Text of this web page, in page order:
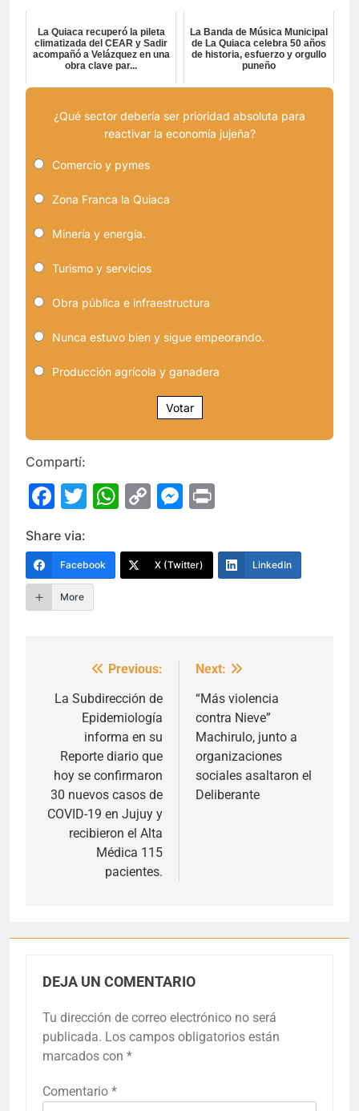
La Quiaca recuperó la pileta
climatizada del CEAR y Sadir
acompañó a Velázquez en una
obra clave par...
La Banda de Música Municipal
de La Quiaca celebra 50 años
de historia, esfuerzo y orgullo
puneño
¿Qué sector debería ser prioridad absoluta para
reactivar la economía jujeña?
Comercio y pymes
Zona Franca la Quiaca
Minería y energía.
Turismo y servicios
Obra pública e infraestructura
Nunca estuvo bien y sigue empeorando.
Producción agrícola y ganadera
Votar
Compartí:
Facebook
Twitter
WhatsApp
CopyMessenger
Share via:
Facebook X (Twitter) LinkedIn
More
Navegación
de
entradas
Previous:
La Subdirección de
Epidemiología
informa en su
Reporte diario que
hoy se confirmaron
30 nuevos casos de
COVID-19 en Jujuy y
recibieron el Alta
Médica 115
pacientes.
Next:
“Más violencia
contra Nieve”
Machirulo, junto a
organizaciones
sociales asaltaron el
Deliberante
DEJA UN COMENTARIO
Tu dirección de correo electrónico no será
publicada. Los campos obligatorios están
marcados con *
Comentario *